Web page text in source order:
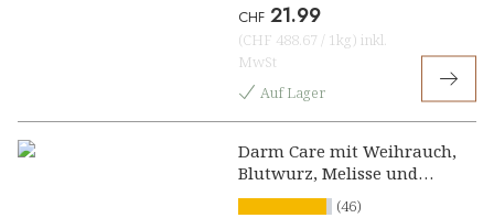
CHF 21.99
(CHF 488.67 / 1kg) inkl.
MwSt
Auf Lager
Darm Care mit Weihrauch,
Blutwurz, Melisse und
Vitamin B2 Presslinge
(46)